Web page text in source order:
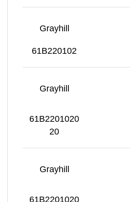
Grayhill
61B220102
Grayhill
61B2201020
20
Grayhill
61B2201020